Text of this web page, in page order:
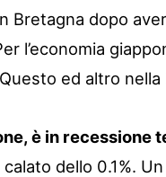
Bretagna dopo
l’economia
ed altro
è in recessione
dello 0.1%.